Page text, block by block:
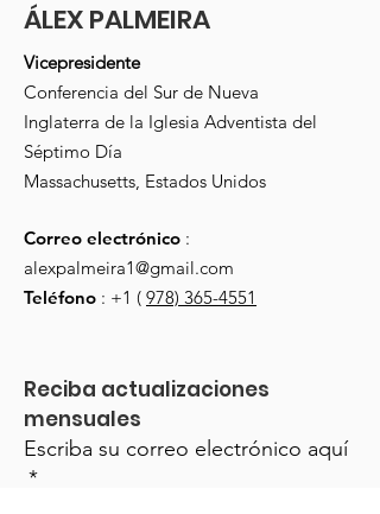
ÁLEX PALMEIRA
Vicepresidente
Conferencia del Sur de Nueva
Inglaterra de la Iglesia Adventista del
Séptimo Día
Massachusetts, Estados Unidos
Correo electrónico :
alexpalmeira1@gmail.com
Teléfono : +1 ( 978) 365-4551
Reciba actualizaciones
mensuales
Escriba su correo electrónico aquí
*